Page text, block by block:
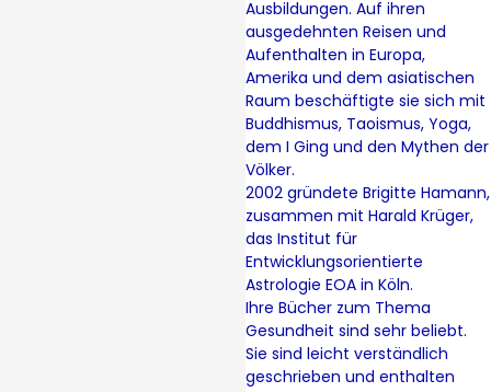
Ausbildungen. Auf ihren
ausgedehnten Reisen und
Aufenthalten in Europa,
Amerika und dem asiatischen
Raum beschäftigte sie sich mit
Buddhismus, Taoismus, Yoga,
dem I Ging und den Mythen der
Völker.
2002 gründete Brigitte Hamann,
zusammen mit Harald Krüger,
das Institut für
Entwicklungsorientierte
Astrologie EOA in Köln.
Ihre Bücher zum Thema
Gesundheit sind sehr beliebt.
Sie sind leicht verständlich
geschrieben und enthalten